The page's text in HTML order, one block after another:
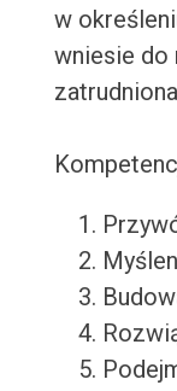
w
wniesie do